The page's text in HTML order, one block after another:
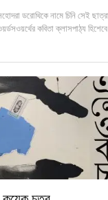
ডরোথিকে নামে চিনি সেই
কবিতা ক্লাসপাঠ্য